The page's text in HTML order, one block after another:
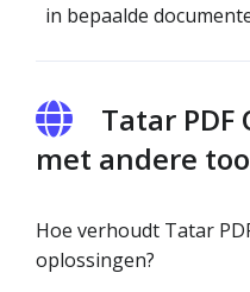
in bepaalde
Tatar PDF
met andere
Hoe verhoudt Tatar
oplossingen?